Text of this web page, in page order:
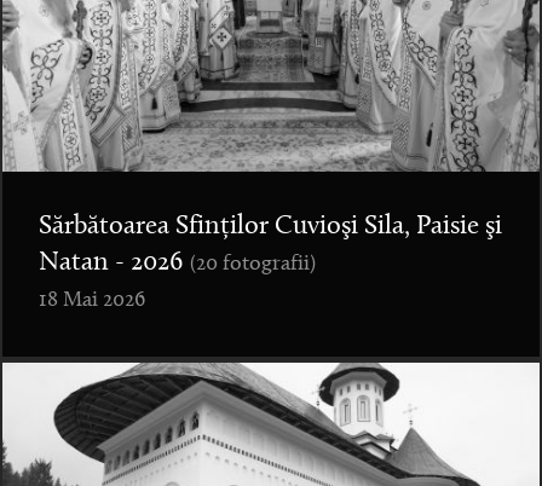
Sărbătoarea Sfinților Cuvioşi Sila, Paisie şi
Natan - 2026 (20 fotografii)
18 Mai 2026